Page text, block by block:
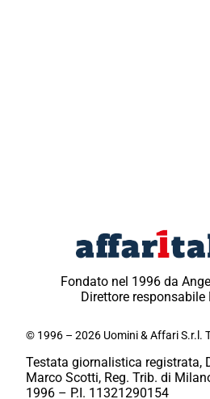
Fondato nel 1996 da
Direttore
© 1996 – 2026 Uomini & Affari S.r.l.
Testata giornalistica registrata,
Marco Scotti, Reg. Trib. di
1996 – P.I. 11321290154